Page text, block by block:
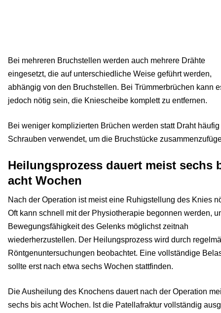
Bei mehreren Bruchstellen werden auch mehrere Drähte
eingesetzt, die auf unterschiedliche Weise geführt werden,
abhängig von den Bruchstellen. Bei Trümmerbrüchen kann
jedoch nötig sein, die Kniescheibe komplett zu entfernen.
Bei weniger komplizierten Brüchen werden statt Draht häufig
Schrauben verwendet, um die Bruchstücke
Heilungsprozess dauert meist sechs
acht Wochen
Nach der Operation ist meist eine Ruhigstellung des Knies
Oft kann schnell mit der Physiotherapie begonnen werden,
Bewegungsfähigkeit des Gelenks möglichst zeitnah
wiederherzustellen. Der Heilungsprozess wird durch
Röntgenuntersuchungen beobachtet. Eine vollständige
sollte erst nach etwa sechs Wochen stattfinden.
Die Ausheilung des Knochens dauert nach der Operation
sechs bis acht Wochen. Ist die Patellafraktur vollständig